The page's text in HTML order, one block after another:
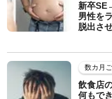
新卒
男性を
脱出さ
数カ月
飲食店
何もで